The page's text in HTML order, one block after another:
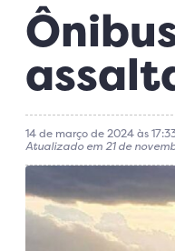
14 de março de 2024 às
Atualizado em 21 de